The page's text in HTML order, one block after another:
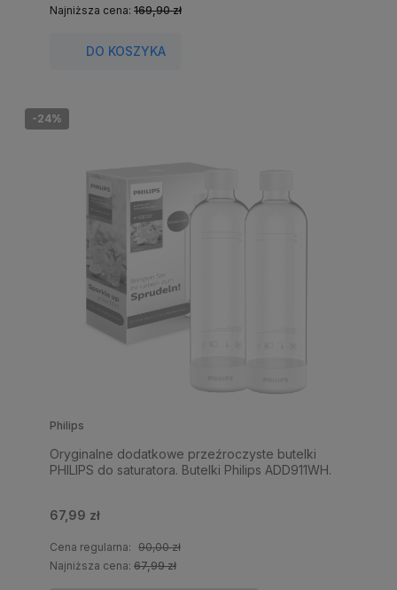
Najniższa cena: 169,90 zł
DO KOSZYKA
Philips
Oryginalne dodatkowe przeźroczyste butelki
PHILIPS do saturatora. Butelki Philips ADD911WH.
67,99 zł
Cena regularna: 90,00 zł
Najniższa cena: 67,99 zł
-24%